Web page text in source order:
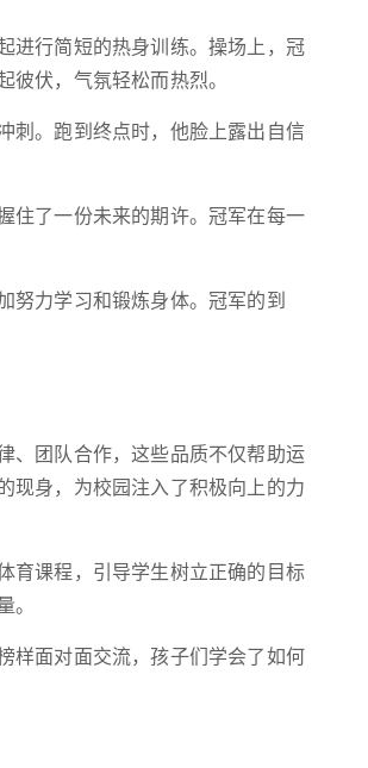
进行简短的热身训练。操场上，冠
伏，气氛轻松而热烈。
刺。跑到终点时，他脸上露出自信
住了一份未来的期许。冠军在每一
努力学习和锻炼身体。冠军的到
、团队合作，这些品质不仅帮助运
现身，为校园注入了积极向上的力
育课程，引导学生树立正确的目标
样面对面交流，孩子们学会了如何